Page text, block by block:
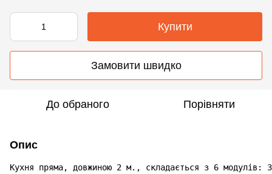
Купити
Замовити швидко
До обраного Порівняти
Опис
Кухня пряма, довжиною 2 м., складається з 6 модулів: